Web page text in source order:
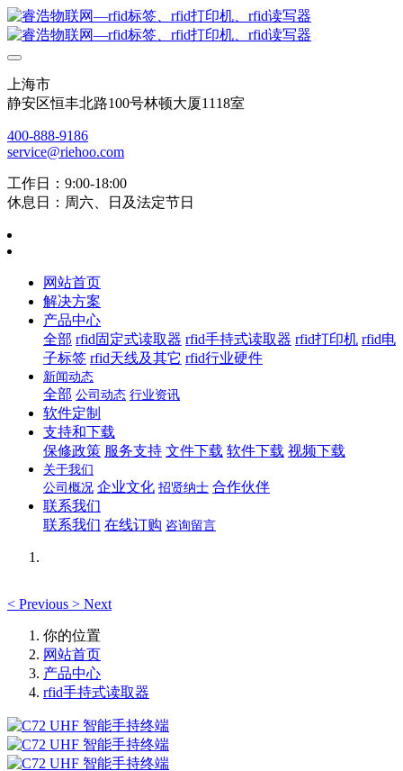
上海市
静安区恒丰北路100号林顿大厦1118室
400-888-9186
service@riehoo.com
工作日：9:00-18:00
休息日：周六、日及法定节日
网站首页
解决方案
产品中心
全部 rfid固定式读取器 rfid手持式读取器 rfid打印机 rfid电
子标签 rfid天线及其它 rfid行业硬件
新闻动态
全部 公司动态 行业资讯
软件定制
支持和下载
保修政策 服务支持 文件下载 软件下载 视频下载
关于我们
公司概况 企业文化 招贤纳士 合作伙伴
联系我们
联系我们 在线订购 咨询留言
< Previous > Next
你的位置
网站首页
产品中心
rfid手持式读取器